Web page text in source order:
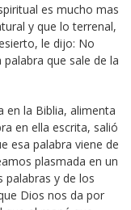
es mucho mas
y que lo terrenal,
le dijo: No
que sale de la
en la Biblia, alimenta
en ella escrita, salió
esa palabra viene de
plasmada en un
y de los
Dios nos da por